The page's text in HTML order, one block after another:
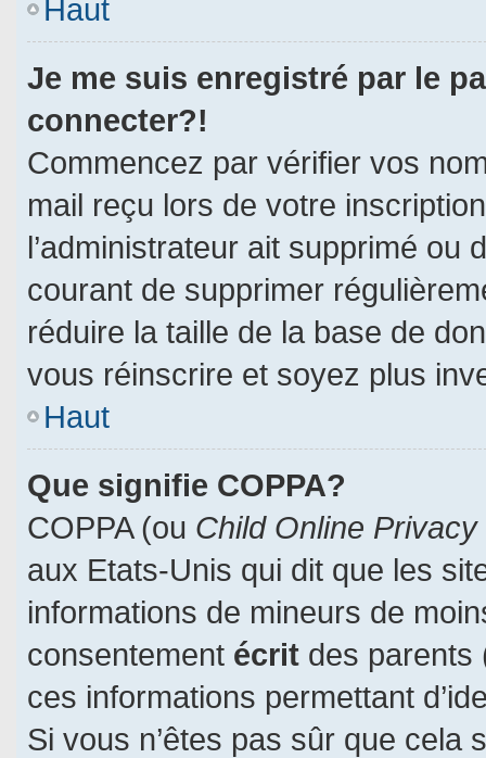
Haut
Je me suis enregistré par le
connecter?!
Commencez par vérifier vos
mail reçu lors de votre
l’administrateur ait supprimé ou
courant de supprimer
réduire la taille de la base de
vous réinscrire et soyez plus
Haut
Que signifie COPPA?
COPPA (ou Child Online
aux Etats-Unis qui dit que les
informations de mineurs de
consentement écrit des parents
ces informations permettant
Si vous n’êtes pas sûr que cela